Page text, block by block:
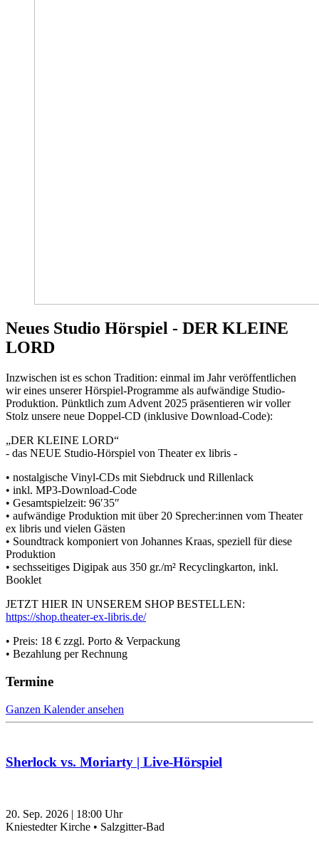
Neues Studio Hörspiel - DER KLEINE
LORD
Inzwischen ist es schon Tradition: einmal im Jahr veröffentlichen
wir eines unserer Hörspiel-Programme als aufwändige Studio-
Produktion. Pünktlich zum Advent 2025 präsentieren wir voller
Stolz unsere neue Doppel-CD (inklusive Download-Code):
„DER KLEINE LORD“
- das NEUE Studio-Hörspiel von Theater ex libris -
• nostalgische Vinyl-CDs mit Siebdruck und Rillenlack
• inkl. MP3-Download-Code
• Gesamtspielzeit: 96′35″
• aufwändige Produktion mit über 20 Sprecher:innen vom Theater
ex libris und vielen Gästen
• Soundtrack komponiert von Johannes Kraas, speziell für diese
Produktion
• sechsseitiges Digipak aus 350 gr./m² Recyclingkarton, inkl.
Booklet
JETZT HIER IN UNSEREM SHOP BESTELLEN:
https://shop.theater-ex-libris.de/
• Preis: 18 € zzgl. Porto & Verpackung
• Bezahlung per Rechnung
Termine
Ganzen Kalender ansehen
Sherlock vs. Moriarty | Live-Hörspiel
20. Sep. 2026 | 18:00 Uhr
Kniestedter Kirche • Salzgitter-Bad